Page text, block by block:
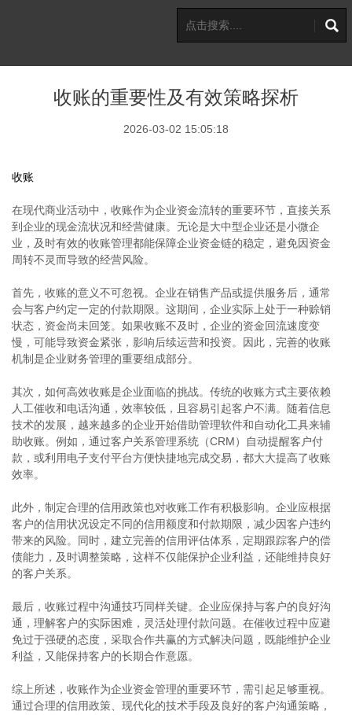
收账的重要性及有效策略探析
2026-03-02 15:05:18
收账
在现代商业活动中，收账作为企业资金流转的重要环节，直接关系
到企业的现金流状况和经营健康。无论是大中型企业还是小微企
业，及时有效的收账管理都能保障企业资金链的稳定，避免因资金
周转不灵而导致的经营风险。
首先，收账的意义不可忽视。企业在销售产品或提供服务后，通常
会与客户约定一定的付款期限。这期间，企业实际上处于一种赊销
状态，资金尚未回笼。如果收账不及时，企业的资金回流速度变
慢，可能导致资金紧张，影响后续运营和投资。因此，完善的收账
机制是企业财务管理的重要组成部分。
其次，如何高效收账是企业面临的挑战。传统的收账方式主要依赖
人工催收和电话沟通，效率较低，且容易引起客户不满。随着信息
技术的发展，越来越多的企业开始借助管理软件和自动化工具来辅
助收账。例如，通过客户关系管理系统（CRM）自动提醒客户付
款，或利用电子支付平台方便快捷地完成交易，都大大提高了收账
效率。
此外，制定合理的信用政策也对收账工作有积极影响。企业应根据
客户的信用状况设定不同的信用额度和付款期限，减少因客户违约
带来的风险。同时，建立完善的信用评估体系，定期跟踪客户的偿
债能力，及时调整策略，这样不仅能保护企业利益，还能维持良好
的客户关系。
最后，收账过程中沟通技巧同样关键。企业应保持与客户的良好沟
通，理解客户的实际困难，灵活处理付款问题。在催收过程中应避
免过于强硬的态度，采取合作共赢的方式解决问题，既能维护企业
利益，又能保持客户的长期合作意愿。
综上所述，收账作为企业资金管理的重要环节，需引起足够重视。
通过合理的信用政策、现代化的技术手段及良好的客户沟通策略，